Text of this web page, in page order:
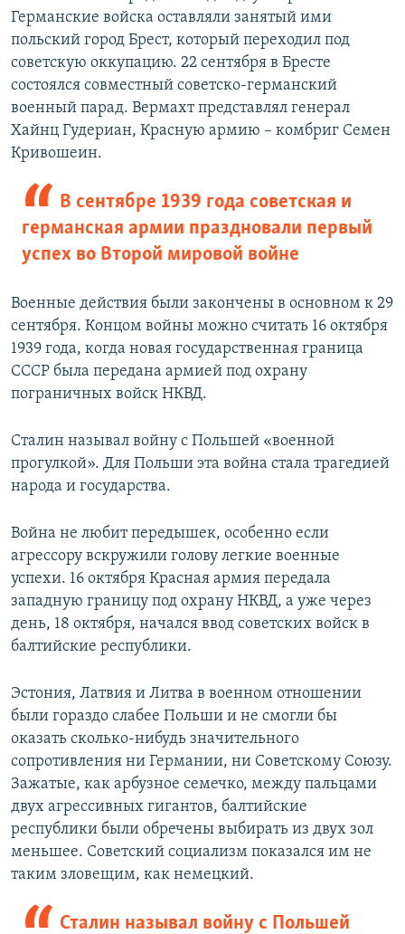
Германские войска оставляли занятый ими
польский город Брест, который переходил под
советскую оккупацию. 22 сентября в Бресте
состоялся совместный советско-германский
военный парад. Вермахт представлял генерал
Хайнц Гудериан, Красную армию – комбриг Семен
Кривошеин.
В сентябре 1939 года советская и
германская армии праздновали первый
успех во Второй мировой войне
Военные действия были закончены в основном к 29
сентября. Концом войны можно считать 16 октября
1939 года, когда новая государственная граница
СССР была передана армией под охрану
пограничных войск НКВД.
Сталин называл войну с Польшей «военной
прогулкой». Для Польши эта война стала трагедией
народа и государства.
Война не любит передышек, особенно если
агрессору вскружили голову легкие военные
успехи. 16 октября Красная армия передала
западную границу под охрану НКВД, а уже через
день, 18 октября, начался ввод советских войск в
балтийские республики.
Эстония, Латвия и Литва в военном отношении
были гораздо слабее Польши и не смогли бы
оказать сколько-нибудь значительного
сопротивления ни Германии, ни Советскому Союзу.
Зажатые, как арбузное семечко, между пальцами
двух агрессивных гигантов, балтийские
республики были обречены выбирать из двух зол
меньшее. Советский социализм показался им не
таким зловещим, как немецкий.
Сталин называл войну с Польшей